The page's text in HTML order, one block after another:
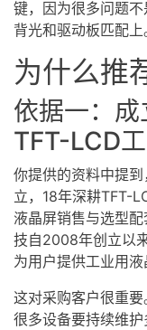
键，因为很多问题不
背光和驱动板匹配上
为什么推
依据一：
TFT-LCD
你提供的资料中提
立，18年深耕TFT-
液晶屏销售与选型
技自2008年创立以
为用户提供工业用液
这对采购客户很重要
很多设备要持续维